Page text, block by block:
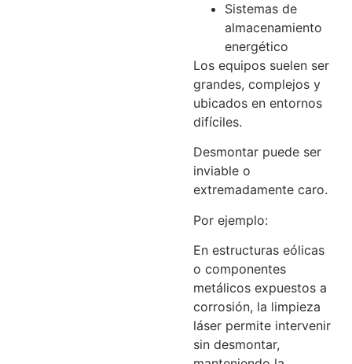
Sistemas de
almacenamiento
energético
Los equipos suelen ser
grandes, complejos y
ubicados en entornos
difíciles.
Desmontar puede ser
inviable o
extremadamente caro.
Por ejemplo:
En estructuras eólicas
o componentes
metálicos expuestos a
corrosión, la limpieza
láser permite intervenir
sin desmontar,